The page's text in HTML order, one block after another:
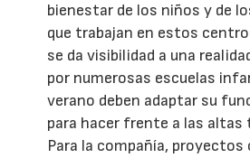
bienestar de los niños y de
que trabajan en estos
se da visibilidad a una
por numerosas escuelas
verano deben adaptar su
para hacer frente a las altas
Para la compañía,